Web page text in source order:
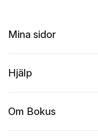
Mina sidor
Hjälp
Om Bokus